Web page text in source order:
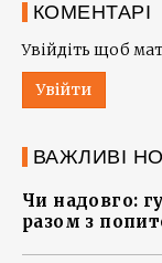
КОМЕНТАРІ
Увійдіть щоб
Увійти
ВАЖЛИВІ
Чи надовго:
разом з